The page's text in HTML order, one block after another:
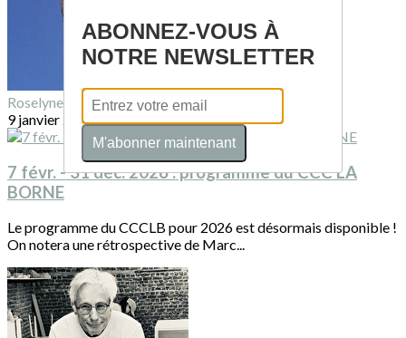
Roselyne SUQUET
9 janvier 2026
7 févr. - 31 déc. 2026 : programme du CCC LA
BORNE
Le programme du CCCLB pour 2026 est désormais disponible !
On notera une rétrospective de Marc...
ABONNEZ-VOUS À
NOTRE NEWSLETTER
M'abonner maintenant